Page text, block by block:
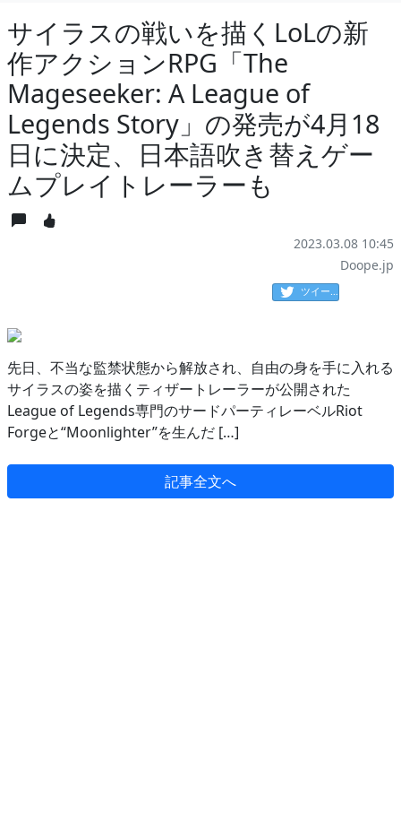
サイラスの戦いを描くLoLの新
作アクションRPG「The
Mageseeker: A League of
Legends Story」の発売が4月18
日に決定、日本語吹き替えゲー
ムプレイトレーラーも
2023.03.08 10:45
Doope.jp
ツイート
先日、不当な監禁状態から解放され、自由の身を手に入れる
サイラスの姿を描くティザートレーラーが公開された
League of Legends専門のサードパーティレーベルRiot
Forgeと“Moonlighter”を生んだ […]
記事全文へ